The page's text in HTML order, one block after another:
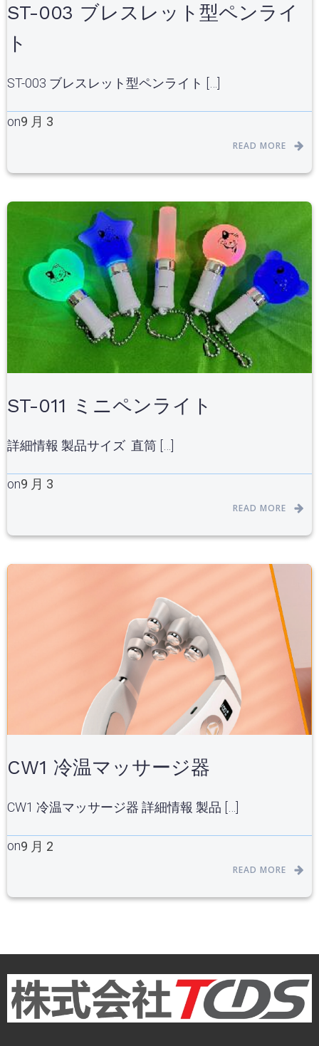
ST-003 ブレスレット型ペンライ
ト
ST-003 ブレスレット型ペンライト […]
on9 月 3
READ MORE
ST-011 ミニペンライト
詳細情報 製品サイズ 直筒 […]
on9 月 3
READ MORE
CW1 冷温マッサージ器
CW1 冷温マッサージ器 詳細情報 製品 […]
on9 月 2
READ MORE